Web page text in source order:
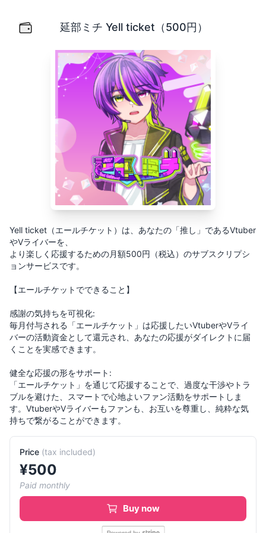
延部ミチ Yell ticket（500円）
Yell ticket（エールチケット）は、あなたの「推し」であるVtuber
やVライバーを、
より楽しく応援するための月額500円（税込）のサブスクリプシ
ョンサービスです。
【エールチケットでできること】
感謝の気持ちを可視化:
毎月付与される「エールチケット」は応援したいVtuberやVライ
バーの活動資金として還元され、あなたの応援がダイレクトに届
くことを実感できます。
健全な応援の形をサポート:
「エールチケット」を通じて応援することで、過度な干渉やトラ
ブルを避けた、スマートで心地よいファン活動をサポートしま
す。VtuberやVライバーもファンも、お互いを尊重し、純粋な気
Price (tax included)
¥500
Paid monthly
Buy now